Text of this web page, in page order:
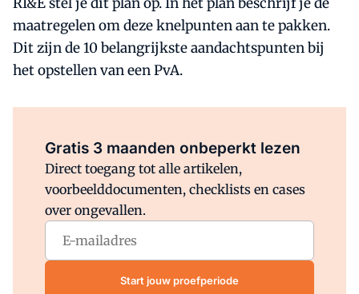
maatregelen om deze knelpunten aan te pakken.
Dit zijn de 10 belangrijkste aandachtspunten bij
het opstellen van een PvA.
Gratis 3 maanden onbeperkt lezen
Direct toegang tot alle artikelen,
voorbeelddocumenten, checklists en cases
over ongevallen.
Start jouw proefperiode